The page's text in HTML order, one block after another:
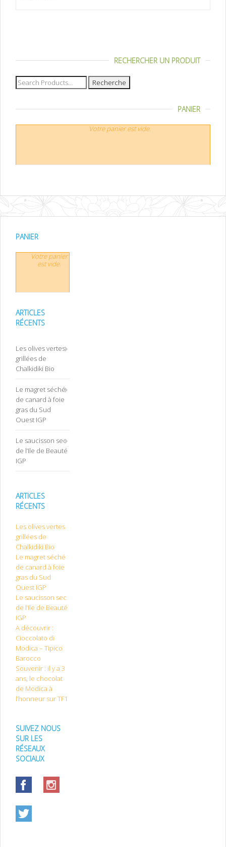
RECHERCHER UN PRODUIT
Recherche
pour :
PANIER
Votre panier est vide.
PANIER
Votre panier
est vide.
ARTICLES
RÉCENTS
Les olives vertes
grillées de
Chalkidiki Bio
Le magret séché
de canard à foie
gras du Sud
Ouest IGP
Le saucisson sec
de l’Ile de Beauté
IGP
ARTICLES
RÉCENTS
Les olives vertes
grillées de
Chalkidiki Bio
Le magret séché
de canard à foie
gras du Sud
Ouest IGP
Le saucisson sec
de l’Ile de Beauté
IGP
A découvrir :
Cioccolato di
Modica – Tipico
Barocco
Souvenir : il y a 3
ans, le chocolat
de Modica à
l’honneur sur TF1
SUIVEZ NOUS
SUR LES
RÉSEAUX
SOCIAUX